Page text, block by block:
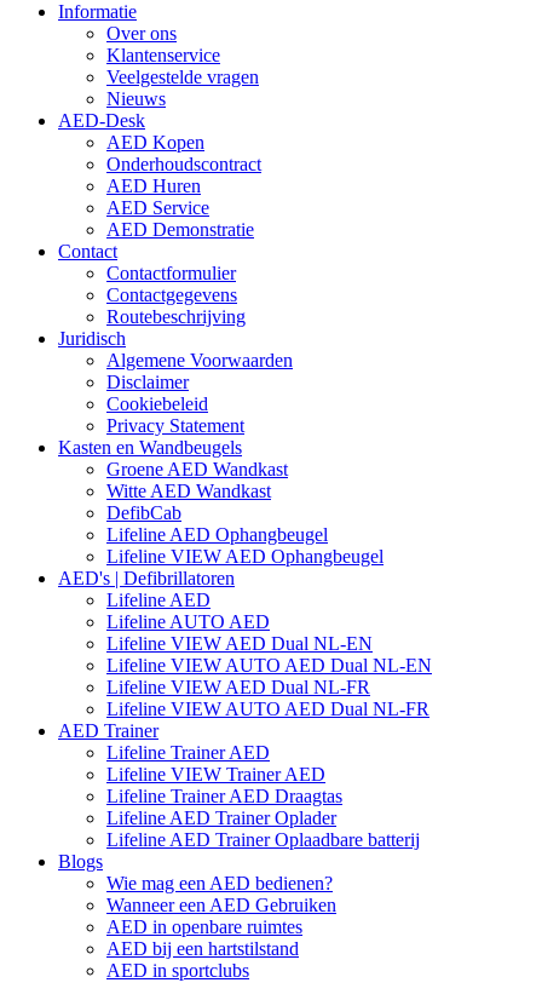
Informatie
Over ons
Klantenservice
Veelgestelde vragen
Nieuws
AED-Desk
AED Kopen
Onderhoudscontract
AED Huren
AED Service
AED Demonstratie
Contact
Contactformulier
Contactgegevens
Routebeschrijving
Juridisch
Algemene Voorwaarden
Disclaimer
Cookiebeleid
Privacy Statement
Kasten en Wandbeugels
Groene AED Wandkast
Witte AED Wandkast
DefibCab
Lifeline AED Ophangbeugel
Lifeline VIEW AED Ophangbeugel
AED's | Defibrillatoren
Lifeline AED
Lifeline AUTO AED
Lifeline VIEW AED Dual NL-EN
Lifeline VIEW AUTO AED Dual NL-EN
Lifeline VIEW AED Dual NL-FR
Lifeline VIEW AUTO AED Dual NL-FR
AED Trainer
Lifeline Trainer AED
Lifeline VIEW Trainer AED
Lifeline Trainer AED Draagtas
Lifeline AED Trainer Oplader
Lifeline AED Trainer Oplaadbare batterij
Blogs
Wie mag een AED bedienen?
Wanneer een AED Gebruiken
AED in openbare ruimtes
AED bij een hartstilstand
AED in sportclubs